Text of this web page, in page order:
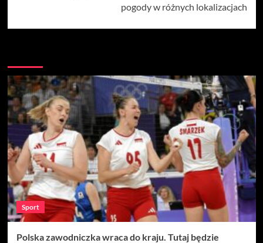
pogody w różnych lokalizacjach
Sport
Polska zawodniczka wraca do kraju. Tutaj będzie